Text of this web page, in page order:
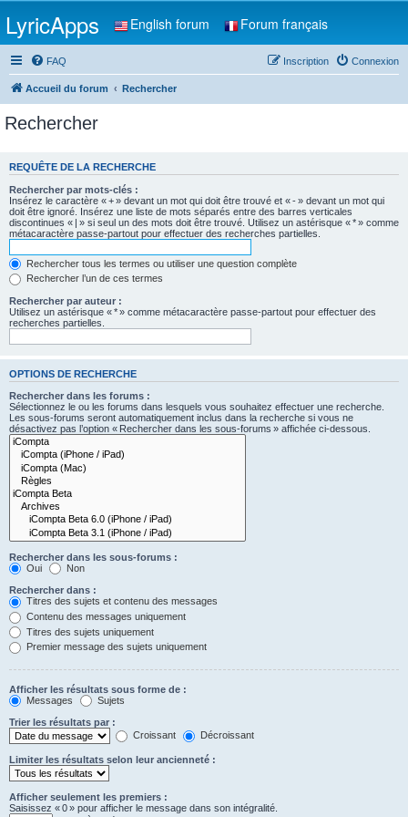
LyricApps English forum Forum français
FAQ Connexion
Inscription
Accueil du forum Rechercher
Rechercher
REQUÊTE DE LA RECHERCHE
Rechercher par mots-clés :
Insérez le caractère « + » devant un mot qui doit être trouvé et « - » devant un mot qui
doit être ignoré. Insérez une liste de mots séparés entre des barres verticales
discontinues « | » si seul un des mots doit être trouvé. Utilisez un astérisque « * » comme
métacaractère passe-partout pour effectuer des recherches partielles.
Rechercher tous les termes ou utiliser une question complète
Rechercher l’un de ces termes
Rechercher par auteur :
Utilisez un astérisque « * » comme métacaractère passe-partout pour effectuer des
recherches partielles.
OPTIONS DE RECHERCHE
Rechercher dans les forums :
Sélectionnez le ou les forums dans lesquels vous souhaitez effectuer une recherche.
Les sous-forums seront automatiquement inclus dans la recherche si vous ne
désactivez pas l’option « Rechercher dans les sous-forums » affichée ci-dessous.
Rechercher dans les sous-forums :
Oui
Non
Rechercher dans :
Titres des sujets et contenu des messages
Contenu des messages uniquement
Titres des sujets uniquement
Premier message des sujets uniquement
Afficher les résultats sous forme de :
Messages
Sujets
Trier les résultats par :
Croissant
Décroissant
Limiter les résultats selon leur ancienneté :
Afficher seulement les premiers :
Saisissez « 0 » pour afficher le message dans son intégralité.